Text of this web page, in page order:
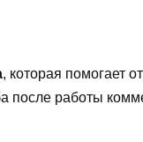
, которая помогает
после работы